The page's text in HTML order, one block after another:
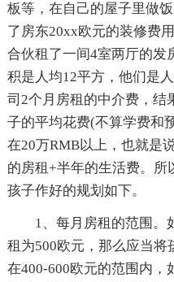
板等，在自己的屋子里做
了房东20xx欧元的装修费
合伙租了一间4室两厅的发
积是人均12平方，他们是
司2个月房租的中介费，结
子的平均花费(不算学费和
在20万RMB以上，也就是
的房租+半年的生活费。
孩子作好的规划如下。
1、每月房租的范围。
租为500欧元，那么应当
在400-600欧元的范围内，